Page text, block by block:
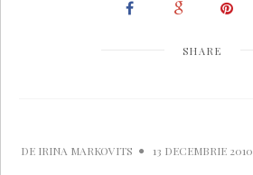
SHARE
DE IRINA MARKOVITS 13 DECEMBRIE 2010